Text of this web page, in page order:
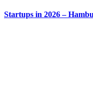
Startups in 2026 –